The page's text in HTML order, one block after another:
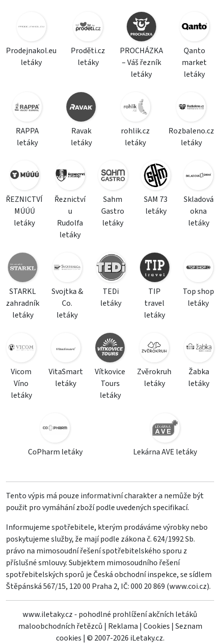
Prodejnakol.eu
letáky
Proděti.cz
letáky
PROCHÁZKA
– Váš řezník
letáky
Qanto
market
letáky
RAPPA
letáky
Ravak
letáky
rohlik.cz
letáky
Rozbaleno.cz
letáky
ŘEZNICTVÍ
MÚÚÚ
letáky
Řeznictví
u
Rudolfa
letáky
Sahm
Gastro
letáky
SAM 73
letáky
Skladová
okna
letáky
STARKL
zahradník
letáky
Svojtka &
Co.
letáky
TEDi
letáky
TIP
travel
letáky
Top shop
letáky
Vicom
Víno
letáky
VitaSmart
letáky
Vítkovice
Tours
letáky
Zvěrokruh
letáky
Žabka
letáky
CoPharm letáky Lekárna AVE letáky
Tento výpis má pouze informativní charakter a nemůže být
použit pro vymáhání zboží podle uvedených specifikací.
Informujeme spotřebitele, kterým prodáváme výrobky nebo
poskytujeme služby, že mají podle zákona č. 624/1992 Sb.
právo na mimosoudní řešení spotřebitelského sporu z
příslušné smlouvy. Subjektem mimosoudního řešení
spotřebitelských sporů je Česká obchodní inspekce, se sídlem
Štěpánská 567/15, 120 00 Praha 2, IČ: 000 20 869 (www.coi.cz).
www.iletaky.cz - pohodlné prohlížení akčních letáků
maloobchodních řetězců | Reklama | Cookies | Seznam
cookies | © 2007-2026 iLetaky.cz.